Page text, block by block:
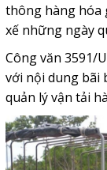
thông hàng hóa
xế những ngày
Công văn 3591/
với nội dung bãi
quản lý vận tải